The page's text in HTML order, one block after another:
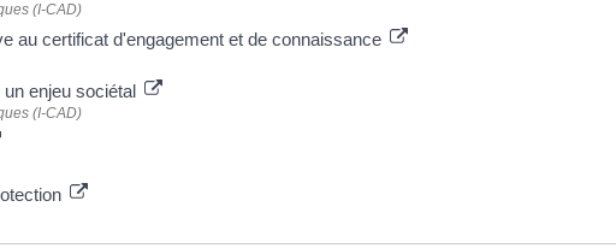
(I-CAD)
au certificat d'engagement et de connaissance
enjeu sociétal
(I-CAD)